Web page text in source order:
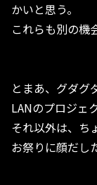
かいと思う。
これらも別の機
とまあ、グダグ
LANのプロジェ
それ以外は、ち
お祭りに顔だし